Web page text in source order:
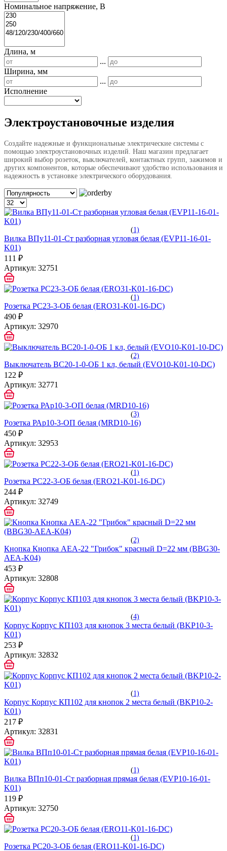
Номинальное напряжение, В
Длина, м
...
Ширина, мм
...
Исполнение
Электроустановочные изделия
Создайте надежные и функциональные электрические системы с
помощью электроустановочных изделий. Наш магазин предлагает
широкий выбор розеток, выключателей, контактных групп, зажимов и
других компонентов, которые обеспечивают удобство использования и
надежность в установке электрического оборудования.
(1)
Вилка ВПу11-01-Ст разборная угловая белая (EVP11-16-01-
K01)
111 ₽
Артикул: 32751
(1)
Розетка РС23-3-ОБ белая (ERO31-K01-16-DC)
490 ₽
Артикул: 32970
(2)
Выключатель ВС20-1-0-ОБ 1 кл, белый (EVO10-K01-10-DC)
122 ₽
Артикул: 32771
(3)
Розетка РАр10-3-ОП белая (MRD10-16)
450 ₽
Артикул: 32953
(1)
Розетка РС22-3-ОБ белая (ERO21-K01-16-DC)
244 ₽
Артикул: 32749
(2)
Кнопка Кнопка AEА-22 "Грибок" красный D=22 мм (BBG30-
AEA-K04)
453 ₽
Артикул: 32808
(4)
Корпус Корпус КП103 для кнопок 3 места белый (BKP10-3-
K01)
253 ₽
Артикул: 32832
(1)
Корпус Корпус КП102 для кнопок 2 места белый (BKP10-2-
K01)
217 ₽
Артикул: 32831
(1)
Вилка ВПп10-01-Ст разборная прямая белая (EVP10-16-01-
K01)
119 ₽
Артикул: 32750
(1)
Розетка РС20-3-ОБ белая (ERO11-K01-16-DC)